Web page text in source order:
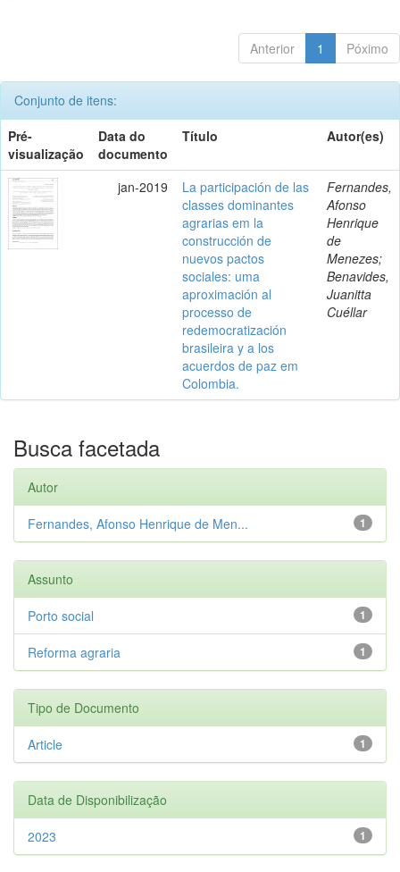
Anterior 1 Póximo
Conjunto de itens:
Pré-
visualização
Data do
documento
Título Autor(es)
jan-2019
La participación de las
classes dominantes
agrarias em la
construcción de
nuevos pactos
sociales: uma
aproximación al
processo de
redemocratización
brasileira y a los
acuerdos de paz em
Colombia.
Fernandes,
Afonso
Henrique
de
Menezes;
Benavides,
Juanitta
Cuéllar
Busca facetada
Autor
1
Fernandes, Afonso Henrique de Men...
Assunto
1
Porto social
1
Reforma agraria
Tipo de Documento
1
Article
Data de Disponibilização
1
2023